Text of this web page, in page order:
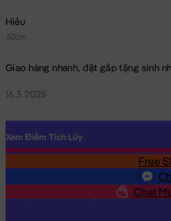
Hiếu
50cm
Giao hàng nhanh, đặt gấp tặng sinh
16.3.2025
Free
Chat
Xem Điểm Tích Lũy